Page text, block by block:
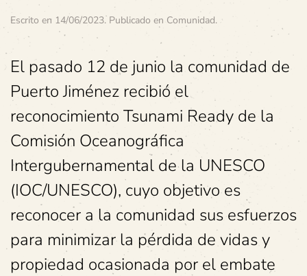
Escrito en 14/06/2023. Publicado en Comunidad.
El pasado 12 de junio la comunidad de
Puerto Jiménez recibió el
reconocimiento Tsunami Ready de la
Comisión Oceanográfica
Intergubernamental de la UNESCO
(IOC/UNESCO), cuyo objetivo es
reconocer a la comunidad sus esfuerzos
para minimizar la pérdida de vidas y
propiedad ocasionada por el embate